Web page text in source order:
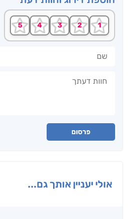
פרסום
אולי יעניין אותך גם...